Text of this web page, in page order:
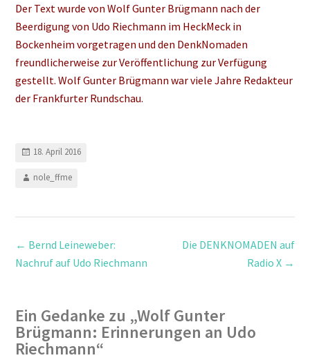
Der Text wurde von Wolf Gunter Brügmann nach der
Beerdigung von Udo Riechmann im HeckMeck in
Bockenheim vorgetragen und den DenkNomaden
freundlicherweise zur Veröffentlichung zur Verfügung
gestellt. Wolf Gunter Brügmann war viele Jahre Redakteur
der Frankfurter Rundschau.
18. April 2016
nole_ffme
← Bernd Leineweber:
Nachruf auf Udo Riechmann
Die DENKNOMADEN auf
Radio X →
Ein Gedanke zu „Wolf Gunter
Brügmann: Erinnerungen an Udo
Riechmann“